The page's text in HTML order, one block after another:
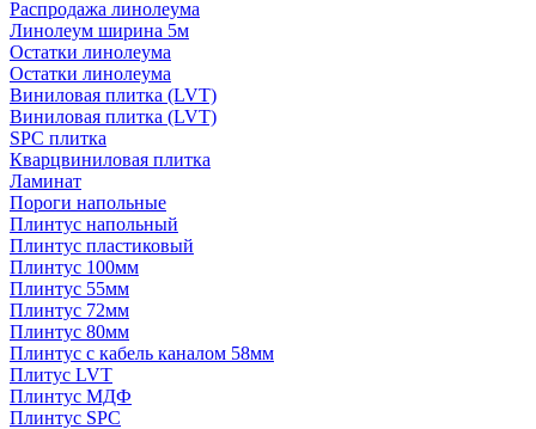
Распродажа линолеума
Линолеум ширина 5м
Остатки линолеума
Остатки линолеума
Виниловая плитка (LVT)
Виниловая плитка (LVT)
SPC плитка
Кварцвиниловая плитка
Ламинат
Пороги напольные
Плинтус напольный
Плинтус пластиковый
Плинтус 100мм
Плинтус 55мм
Плинтус 72мм
Плинтус 80мм
Плинтус с кабель каналом 58мм
Плитус LVT
Плинтус МДФ
Плинтус SPC